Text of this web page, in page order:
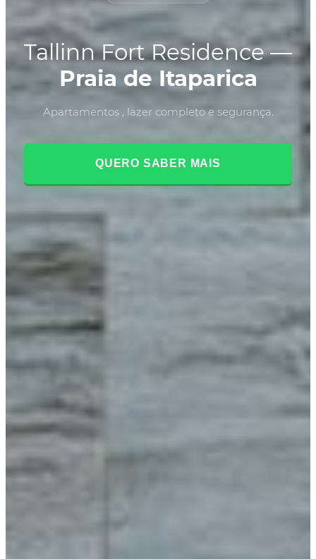
Tallinn Fort Residence —
Praia de Itaparica
Apartamentos , lazer completo e segurança.
QUERO SABER MAIS